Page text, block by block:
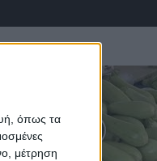
όπως τα
μέτρηση